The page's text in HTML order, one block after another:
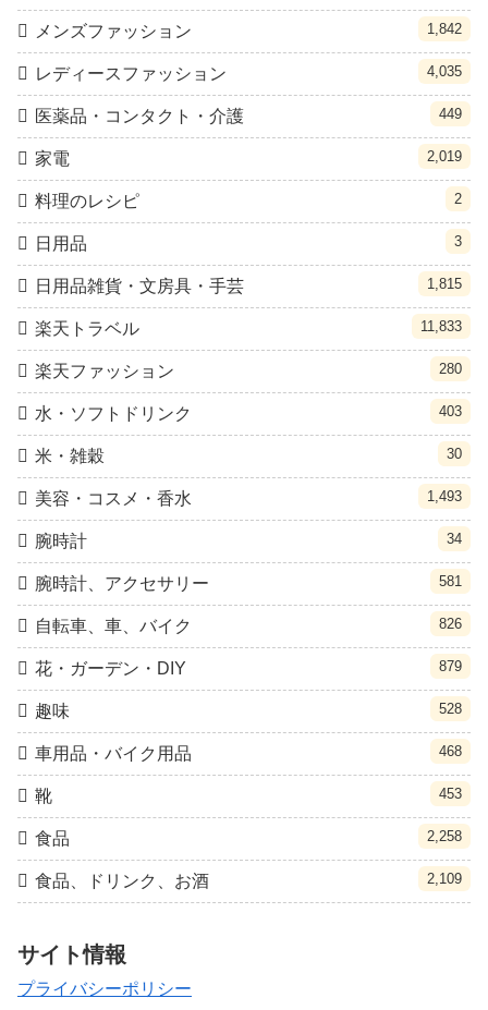
メンズファッション 1,842
レディースファッション 4,035
医薬品・コンタクト・介護 449
家電 2,019
料理のレシピ 2
日用品 3
日用品雑貨・文房具・手芸 1,815
楽天トラベル 11,833
楽天ファッション 280
水・ソフトドリンク 403
米・雑穀 30
美容・コスメ・香水 1,493
腕時計 34
腕時計、アクセサリー 581
自転車、車、バイク 826
花・ガーデン・DIY 879
趣味 528
車用品・バイク用品 468
靴 453
食品 2,258
食品、ドリンク、お酒 2,109
サイト情報
プライバシーポリシー